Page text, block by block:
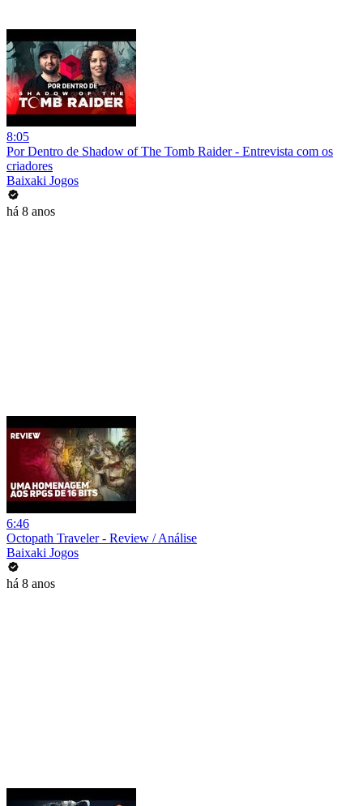
8:05
Por Dentro de Shadow of The Tomb Raider - Entrevista com os
criadores
Baixaki Jogos
há 8 anos
6:46
Octopath Traveler - Review / Análise
Baixaki Jogos
há 8 anos